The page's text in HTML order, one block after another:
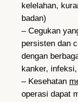
kelelahan,
badan)
– Cegukan
persisten dan
dengan
kanker,
– Kesehatan
operasi dapat